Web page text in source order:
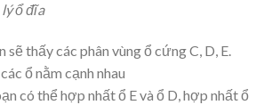
ổ đĩa
sẽ thấy các phân vùng ổ cứng C, D, E.
ổ nằm cạnh nhau
có thể hợp nhất ổ E và ổ D, hợp nhất ổ